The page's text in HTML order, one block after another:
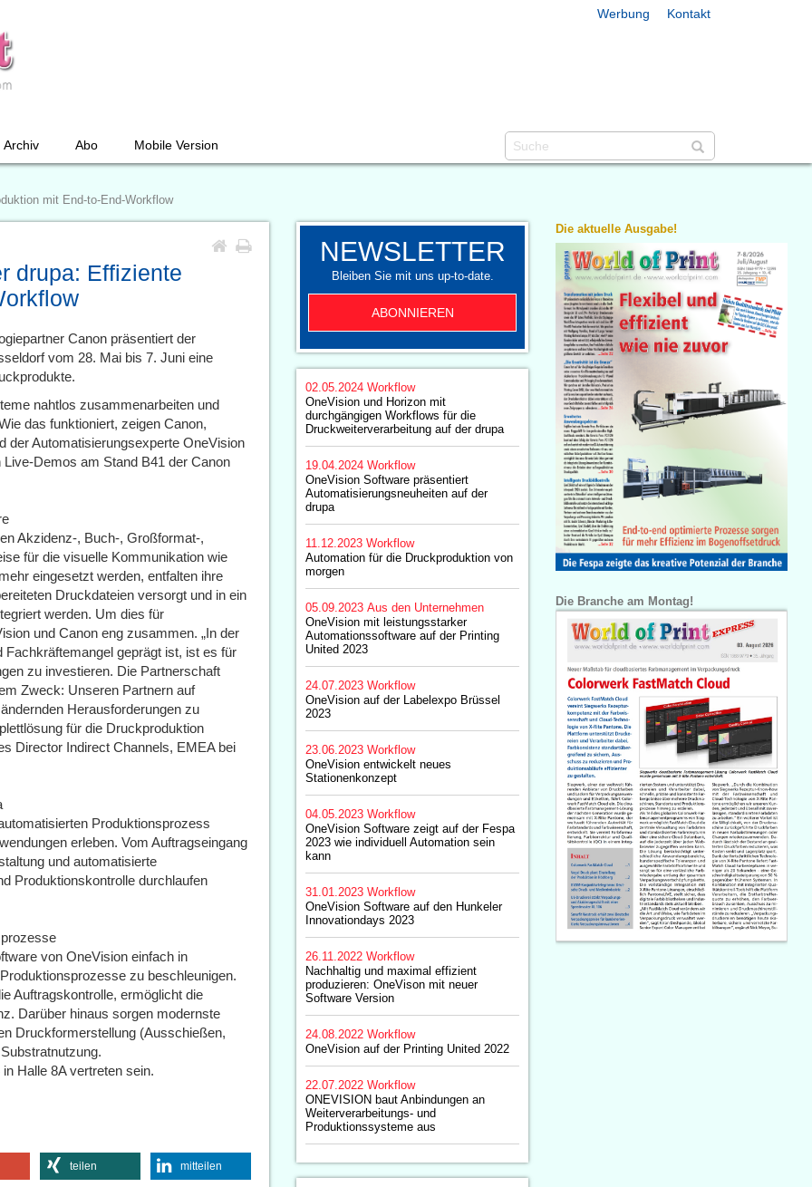
Werbung Kontakt
Archiv Abo Mobile Version
mit End-to-End-Workflow
drupa: Effiziente
Canon präsentiert der
vom 28. Mai bis 7. Juni eine
nahtlos zusammenarbeiten und
das funktioniert, zeigen Canon,
der Automatisierungsexperte OneVision
Demos am Stand B41 der Canon
Akzidenz-, Buch-, Großformat-,
für die visuelle Kommunikation wie
eingesetzt werden, entfalten ihre
Druckdateien versorgt und in ein
werden. Um dies für
und Canon eng zusammen. „In der
geprägt ist, ist es für
zu investieren. Die Partnerschaft
Zweck: Unseren Partnern auf
Herausforderungen zu
für die Druckproduktion
Director Indirect Channels, EMEA bei
Produktionsprozess
erleben. Vom Auftragseingang
und automatisierte
Produktionskontrolle durchlaufen
von OneVision einfach in
zu beschleunigen.
Auftragskontrolle, ermöglicht die
Darüber hinaus sorgen modernste
Druckformerstellung (Ausschießen,
Halle 8A vertreten sein.
teilen mitteilen
NEWSLETTER
Bleiben Sie mit uns up-to-date.
ABONNIEREN
02.05.2024 Workflow
OneVision und Horizon mit
durchgängigen Workflows für die
Druckweiterverarbeitung auf der drupa
19.04.2024 Workflow
OneVision Software präsentiert
Automatisierungsneuheiten auf der
drupa
11.12.2023 Workflow
Automation für die Druckproduktion von
morgen
05.09.2023 Aus den Unternehmen
OneVision mit leistungsstarker
Automationssoftware auf der Printing
United 2023
24.07.2023 Workflow
OneVision auf der Labelexpo Brüssel
2023
23.06.2023 Workflow
OneVision entwickelt neues
Stationenkonzept
04.05.2023 Workflow
OneVision Software zeigt auf der Fespa
2023 wie individuell Automation sein
kann
31.01.2023 Workflow
OneVision Software auf den Hunkeler
Innovationdays 2023
26.11.2022 Workflow
Nachhaltig und maximal effizient
produzieren: OneVison mit neuer
Software Version
24.08.2022 Workflow
OneVision auf der Printing United 2022
22.07.2022 Workflow
ONEVISION baut Anbindungen an
Weiterverarbeitungs- und
Produktionssysteme aus
Die aktuelle Ausgabe!
Die Branche am Montag!